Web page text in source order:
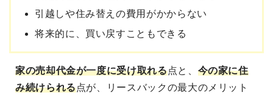
引越しや住み替えの費用がかからない
将来的に、買い戻すこともできる
家の売却代金が一度に受け取れる点と、 今の家に住
み続けられる点が、リースバックの最大のメリット